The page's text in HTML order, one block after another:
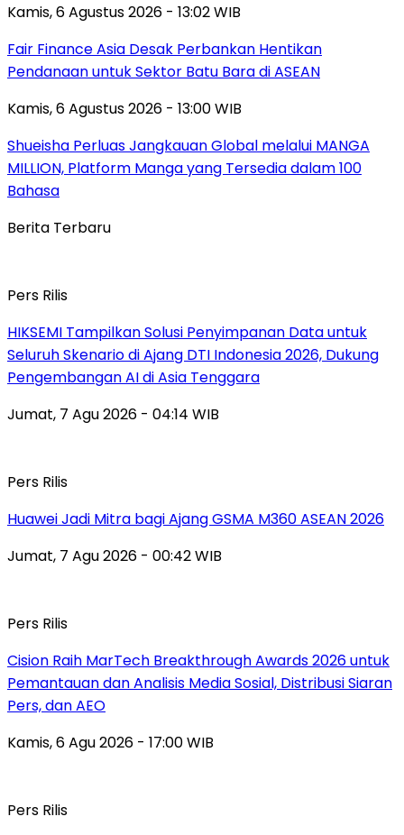
Kamis, 6 Agustus 2026 - 13:02 WIB
Fair Finance Asia Desak Perbankan Hentikan
Pendanaan untuk Sektor Batu Bara di ASEAN
Kamis, 6 Agustus 2026 - 13:00 WIB
Shueisha Perluas Jangkauan Global melalui MANGA
MILLION, Platform Manga yang Tersedia dalam 100
Bahasa
Berita Terbaru
Pers Rilis
HIKSEMI Tampilkan Solusi Penyimpanan Data untuk
Seluruh Skenario di Ajang DTI Indonesia 2026, Dukung
Pengembangan AI di Asia Tenggara
Jumat, 7 Agu 2026 - 04:14 WIB
Pers Rilis
Huawei Jadi Mitra bagi Ajang GSMA M360 ASEAN 2026
Jumat, 7 Agu 2026 - 00:42 WIB
Pers Rilis
Cision Raih MarTech Breakthrough Awards 2026 untuk
Pemantauan dan Analisis Media Sosial, Distribusi Siaran
Pers, dan AEO
Kamis, 6 Agu 2026 - 17:00 WIB
Pers Rilis